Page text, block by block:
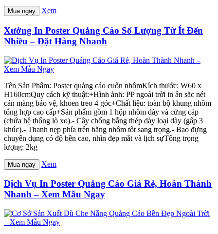
Mua ngay Xem
Xưởng In Poster Quảng Cáo Số Lượng Từ Ít Đến
Nhiều – Đặt Hàng Nhanh
Tên Sản Phẩm: Poster quảng cáo cuốn nhômKích thước: W60 x
H160cmQuy cách kỹ thuật:+Hình ảnh: PP ngoài trời in ấn sắc nét
cán màng bảo vệ, khoen treo 4 góc+Chất liệu: toàn bộ khung nhôm
tổng hợp cao cấp+Sản phẩm gồm 1 hộp nhôm dày và cứng cáp
(chứa hệ thống lò xo).- Cây chống bằng thép dày loại dày (gấp 3
khúc).- Thanh nẹp phía trên bằng nhôm tốt sang trọng.- Bao đựng
chuyên dụng có độ bền cao, nhìn đẹp mắt và lịch sựTổng trọng
lượng: 2kg
Mua ngay Xem
Dịch Vụ In Poster Quảng Cáo Giá Rẻ, Hoàn Thành
Nhanh – Xem Mẫu Ngay